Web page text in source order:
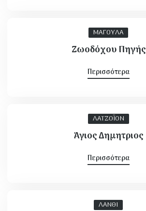
ΜΑΓΟΥΛΑ
Ζωοδόχου Πηγής
Περισσότερα
ΛΑΤΖΟΪΟΝ
Άγιος Δημητριος
Περισσότερα
ΛΑΝΘΙ